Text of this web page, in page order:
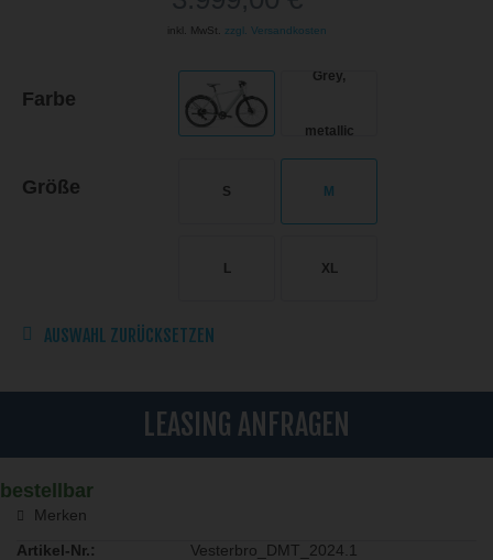
inkl. MwSt. zzgl. Versandkosten
Farbe
Größe S M
L XL
AUSWAHL ZURÜCKSETZEN
LEASING ANFRAGEN
bestellbar
Merken
Artikel-Nr.:
Vesterbro_DMT_2024.1